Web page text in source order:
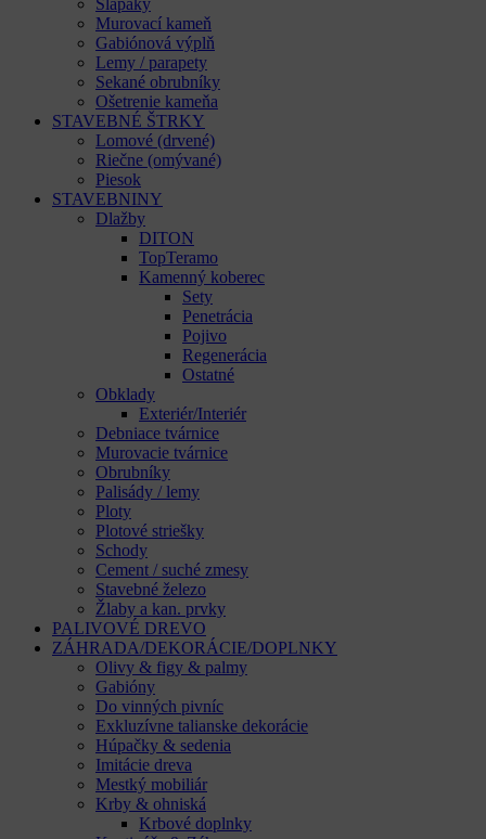
Šlapáky
Murovací kameň
Gabiónová výplň
Lemy / parapety
Sekané obrubníky
Ošetrenie kameňa
STAVEBNÉ ŠTRKY
Lomové (drvené)
Riečne (omývané)
Piesok
STAVEBNINY
Dlažby
DITON
TopTeramo
Kamenný koberec
Sety
Penetrácia
Pojivo
Regenerácia
Ostatné
Obklady
Exteriér/Interiér
Debniace tvárnice
Murovacie tvárnice
Obrubníky
Palisády / lemy
Ploty
Plotové striešky
Schody
Cement / suché zmesy
Stavebné železo
Žlaby a kan. prvky
PALIVOVÉ DREVO
ZÁHRADA/DEKORÁCIE/DOPLNKY
Olivy & figy & palmy
Gabióny
Do vinných pivníc
Exkluzívne talianske dekorácie
Húpačky & sedenia
Imitácie dreva
Mestký mobiliár
Krby & ohniská
Krbové doplnky